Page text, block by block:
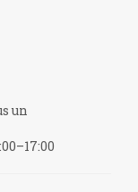
un